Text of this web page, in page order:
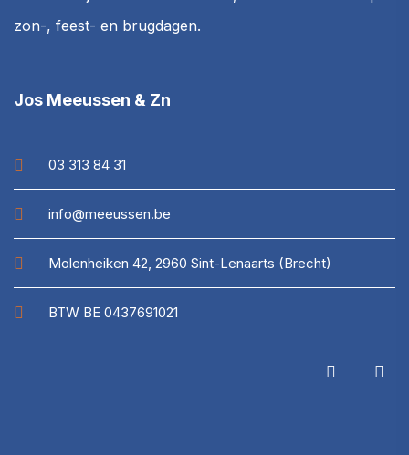
zon-, feest- en brugdagen.
Jos Meeussen & Zn
03 313 84 31
info@meeussen.be
Molenheiken 42, 2960 Sint-Lenaarts (Brecht)
BTW BE 0437691021